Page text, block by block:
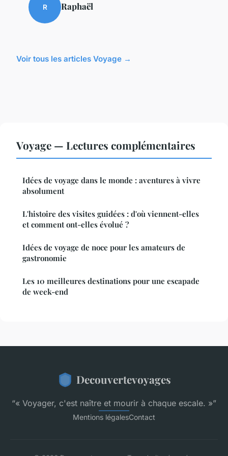
R Raphaël
Voir tous les articles Voyage →
Voyage — Lectures complémentaires
Idées de voyage dans le monde : aventures à vivre
absolument
L'histoire des visites guidées : d'où viennent-elles
et comment ont-elles évolué ?
Idées de voyage de noce pour les amateurs de
gastronomie
Les 10 meilleures destinations pour une escapade
de week-end
Decouvertevoyages
“« Voyager, c'est naître et mourir à chaque escale. »”
Mentions légalesContact